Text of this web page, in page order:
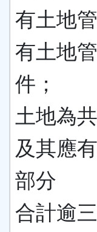
有土地
有土地
件；
土地為
及其應
部分
合計逾